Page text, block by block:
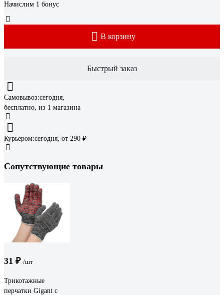
Начислим 1 бонус
В корзину
Быстрый заказ
Самовывоз:сегодня,
бесплатно, из 1 магазина
Курьером:сегодня, от 290 ₽
Сопутствующие товары
31 ₽ /шт
Трикотажные
перчатки Gigant с